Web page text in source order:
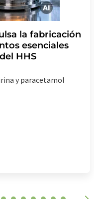
la fabricación
esenciales
HHS
y paracetamol